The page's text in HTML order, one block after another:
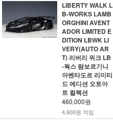
LIBERTY WALK L
B-WORKS LAMB
ORGHINI AVENT
ADOR LIMITED E
DITION LBWK LI
VERY(AUTO AR
T) 리버리 위크 LB
-웍스 람보르기니
아벤타도르 리미티
드 에디션 오토아
트 컬렉션
460,000원
4,600원 적립